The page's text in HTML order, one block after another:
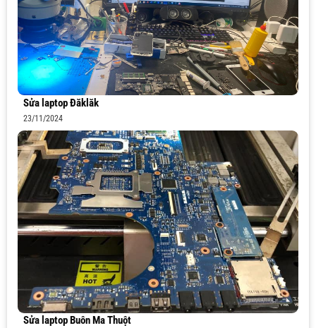
Sửa laptop Đăklăk
23/11/2024
Sửa laptop Buôn Ma Thuột